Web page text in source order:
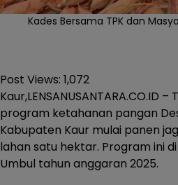
Kades Bersama TPK dan
Post Views: 1,072
Kaur,LENSANUSANTARA.CO.ID
program ketahanan pangan
Kabupaten Kaur mulai panen
lahan satu hektar. Program ini
Umbul tahun anggaran 2025.